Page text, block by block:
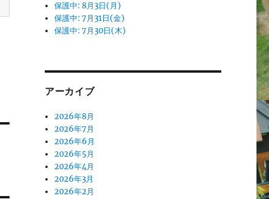
保護中: 8月3日(月)
保護中: 7月31日(金)
保護中: 7月30日(木)
アーカイブ
2026年8月
2026年7月
2026年6月
2026年5月
2026年4月
2026年3月
2026年2月